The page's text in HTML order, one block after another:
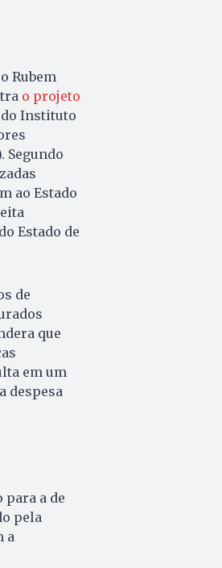
Rubem
o projeto
do Instituto
Segundo
ao Estado
Estado de
de
que
em um
despesa
para a de
pela
a